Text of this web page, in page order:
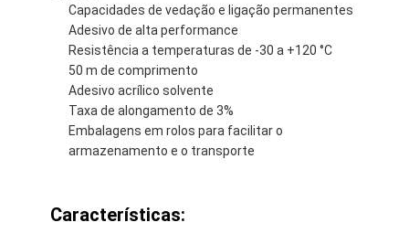
Capacidades de vedação e ligação permanentes
Adesivo de alta performance
Resistência a temperaturas de -30 a +120 °C
50 m de comprimento
Adesivo acrílico solvente
Taxa de alongamento de 3%
Embalagens em rolos para facilitar o
armazenamento e o transporte
Características: